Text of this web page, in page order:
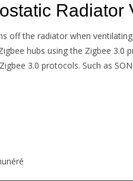
Radiator
off the radiator when
hubs using the Zigbee
3.0 protocols. Such as